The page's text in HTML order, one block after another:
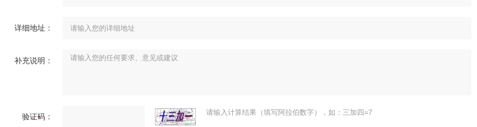
详细地址：
补充说明：
验证码： 请输入计算结果（填写阿拉伯数字），如：三加四=7